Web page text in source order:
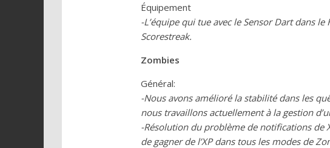
Équipement
-L’équipe qui tue avec le Sensor Dart dans
Scorestreak.
Zombies
Général:
-Nous avons amélioré la stabilité dans les
nous travaillons actuellement à la gestion
-Résolution du problème de notifications de
de gagner de l’XP dans tous les modes de